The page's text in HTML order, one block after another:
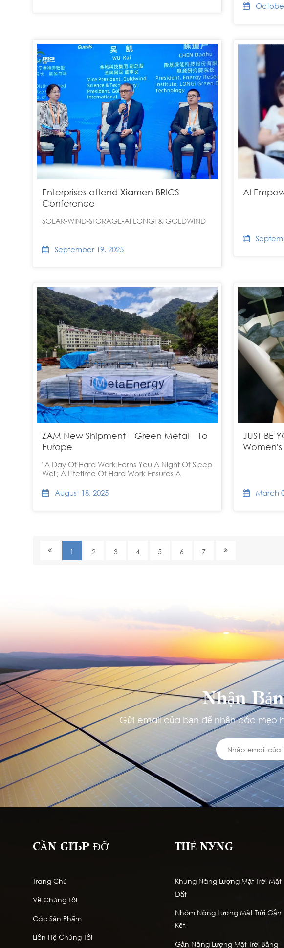
Enterprises attend Xiamen BRICS
Conference
SOLAR-WIND-STORAGE-AI LONGI & GOLDWIND
September 19, 2025
AI
ZAM New Shipment—Green Metal—To
Europe
"A Day Of Hard Work Earns You A Night Of Sleep
Well; A Lifetime Of Hard Work Ensures A
Saying From Leonardo Da Vinci's Notes.
August 18, 2025
JUST BE
March
1 2 3 4 5 6 7
Nhận
Gửi email của bạn để nhận các
CẦN GIÚP ĐỠ
Trang Chủ
Về Chúng Tôi
Các Sản Phẩm
Liên Hệ Chúng Tôi
THẺ NÓNG
Khung Năng Lượng Mặt Trời Mặt
Đất
Nhôm Năng Lượng Mặt Trời Gắn
Kết
Gắn Năng Lượng Mặt Trời Bằng